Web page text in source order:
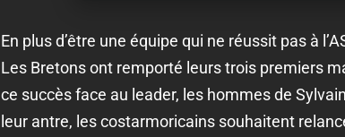
En plus d’être une équipe qui ne réussit pas à
Les Bretons ont remporté leurs trois premiers
ce succès face au leader, les hommes de
leur antre, les costarmoricains souhaitent